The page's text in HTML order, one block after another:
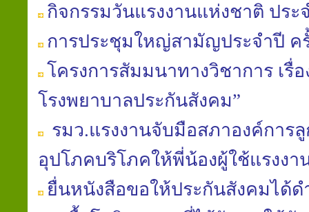
กิจกรรมวันแรงงานแห่งชาติ ประ
การประชุมใหญ่สามัญประจำปี ค
โครงการสัมมนาทางวิชาการ เรื่
โรงพยาบาลประกันสังคม”
รมว.แรงงานจับมือสภาองค์การ
อุปโภคบริโภคให้พี่น้องผู้ใช้แรงง
ยื่นหนังสือขอให้ประกันสังคมได้